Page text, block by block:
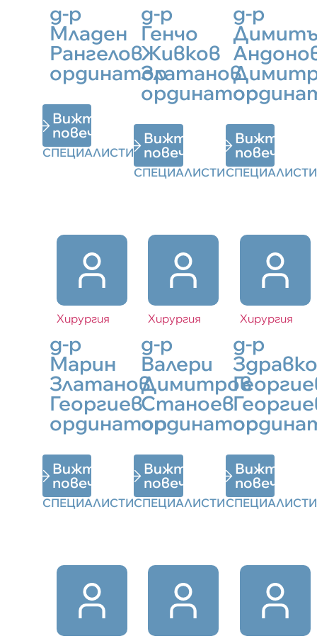
д-р
Младен
Рангелов
ординатор
Вижте
повече
СПЕЦИАЛИСТИ
д-р
Генчо
Живков
Златанов
ординатор
Вижте
повече
СПЕЦИАЛИСТИ
д-р
Вижте
повече
СПЕЦИАЛИСТИ
Хирургия
д-р
Марин
Златанов
Георгиев
ординатор
Вижте
повече
СПЕЦИАЛИСТИ
Хирургия
д-р
Валери
Димитров
Станоев
ординатор
Вижте
повече
СПЕЦИАЛИСТИ
Хирургия
д-р
Здравко
Вижте
повече
СПЕЦИАЛИСТИ